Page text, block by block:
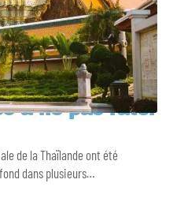
à ne pas rater
de la Thaïlande ont été
dans plusieurs…